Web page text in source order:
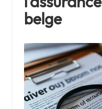
e
r
e
t
d
é
belge